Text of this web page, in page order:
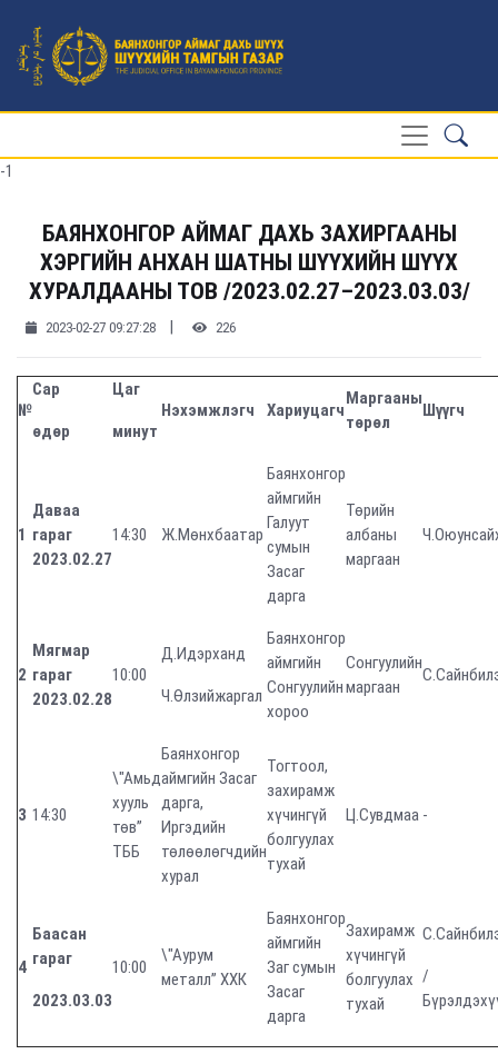
-1
БАЯНХОНГОР АЙМАГ ДАХЬ ЗАХИРГААНЫ
ХЭРГИЙН АНХАН ШАТНЫ ШҮҮХИЙН ШҮҮХ
ХУРАЛДААНЫ ТОВ /2023.02.27–2023.03.03/
2023-02-27 09:27:28 | 226
№
Сар
өдөр
Цаг
минут
Нэхэмжлэгч Хариуцагч
Маргааны
төрөл
Шүүгч
1
Даваа
гараг
2023.02.27
14:30 Ж.Мөнхбаатар
Баянхонгор
аймгийн
Галуут
сумын
Засаг
дарга
Төрийн
албаны
маргаан
2
Мягмар
гараг
2023.02.28
10:00
Д.Идэрханд
Ч.Өлзийжаргал
Баянхонгор
аймгийн
Сонгуулийн
хороо
Сонгуулийн
маргаан
3 14:30
\"Амьд
хууль
төв”
ТББ
Баянхонгор
аймгийн Засаг
дарга,
Иргэдийн
төлөөлөгчдийн
хурал
Тогтоол,
захирамж
хүчингүй
болгуулах
тухай
Ц.Сувдмаа -
4
Баасан
гараг
2023.03.03
10:00
\"Аурум
металл” ХХК
Баянхонгор
аймгийн
Заг сумын
Засаг
дарга
Захирамж
хүчингүй
болгуулах
тухай
/